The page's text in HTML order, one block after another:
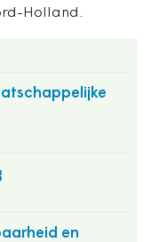
Holland.
en